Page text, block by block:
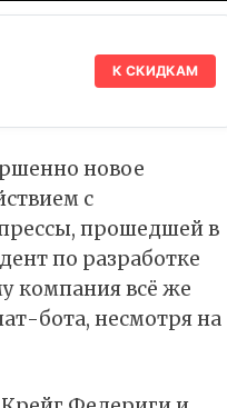
К СКИДКАМ
новое
с
прошедшей в
по разработке
компания всё же
бота, несмотря на